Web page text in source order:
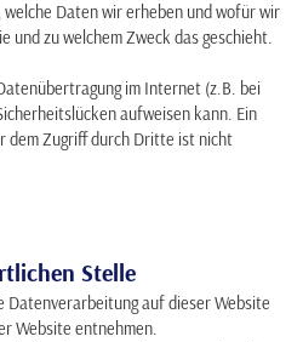
Daten wir erheben und wofür wir
und zu welchem Zweck das geschieht.
im Internet (z.B. bei
aufweisen kann. Ein
dem Zugriff durch Dritte ist nicht
Stelle
auf dieser Website
Website entnehmen.